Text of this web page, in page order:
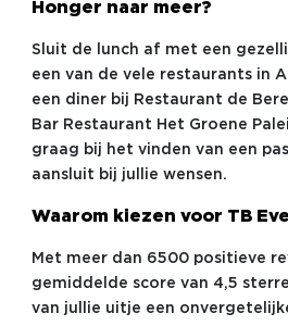
Honger naar meer?
Sluit de lunch af met een
een van de vele restaurants in
een diner bij Restaurant de
Bar Restaurant Het Groene
graag bij het vinden van een
aansluit bij jullie wensen.
Waarom kiezen voor TB
Met meer dan 6500 positieve
gemiddelde score van 4,5
van jullie uitje een